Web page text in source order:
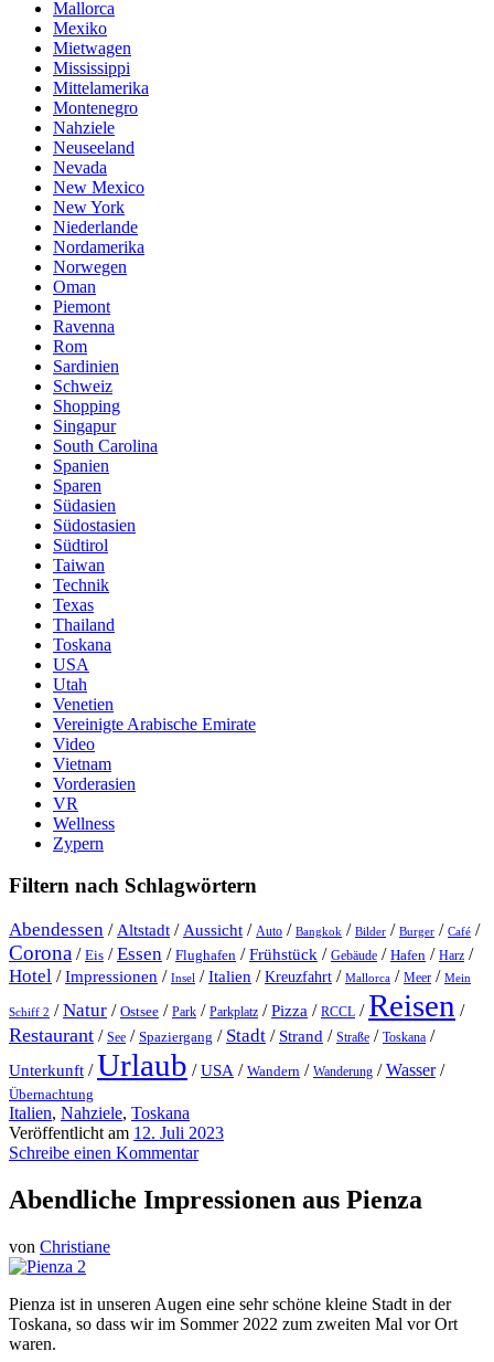
Mallorca
Mexiko
Mietwagen
Mississippi
Mittelamerika
Montenegro
Nahziele
Neuseeland
Nevada
New Mexico
New York
Niederlande
Nordamerika
Norwegen
Oman
Piemont
Ravenna
Rom
Sardinien
Schweiz
Shopping
Singapur
South Carolina
Spanien
Sparen
Südasien
Südostasien
Südtirol
Taiwan
Technik
Texas
Thailand
Toskana
USA
Utah
Venetien
Vereinigte Arabische Emirate
Video
Vietnam
Vorderasien
VR
Wellness
Zypern
Filtern nach Schlagwörtern
Abendessen / Altstadt / Aussicht / Auto / Bangkok / Bilder / Burger / Café /
Corona / Eis /Essen / Flughafen /Frühstück / Gebäude / Hafen / Harz /
Hotel /Impressionen / Insel /Italien /Kreuzfahrt / Mallorca / Meer / Mein
Schiff 2 /Natur / Ostsee / Park / Parkplatz /Pizza / RCCL /Reisen /
Restaurant / See / Spaziergang / Stadt / Strand / Straße / Toskana /
Unterkunft /Urlaub /USA / Wandern / Wanderung /Wasser/
Übernachtung
Italien, Nahziele, Toskana
Veröffentlicht am 12. Juli 2023
Schreibe einen Kommentar
Abendliche Impressionen aus Pienza
von Christiane
Pienza ist in unseren Augen eine sehr schöne kleine Stadt in der
Toskana, so dass wir im Sommer 2022 zum zweiten Mal vor Ort
waren.